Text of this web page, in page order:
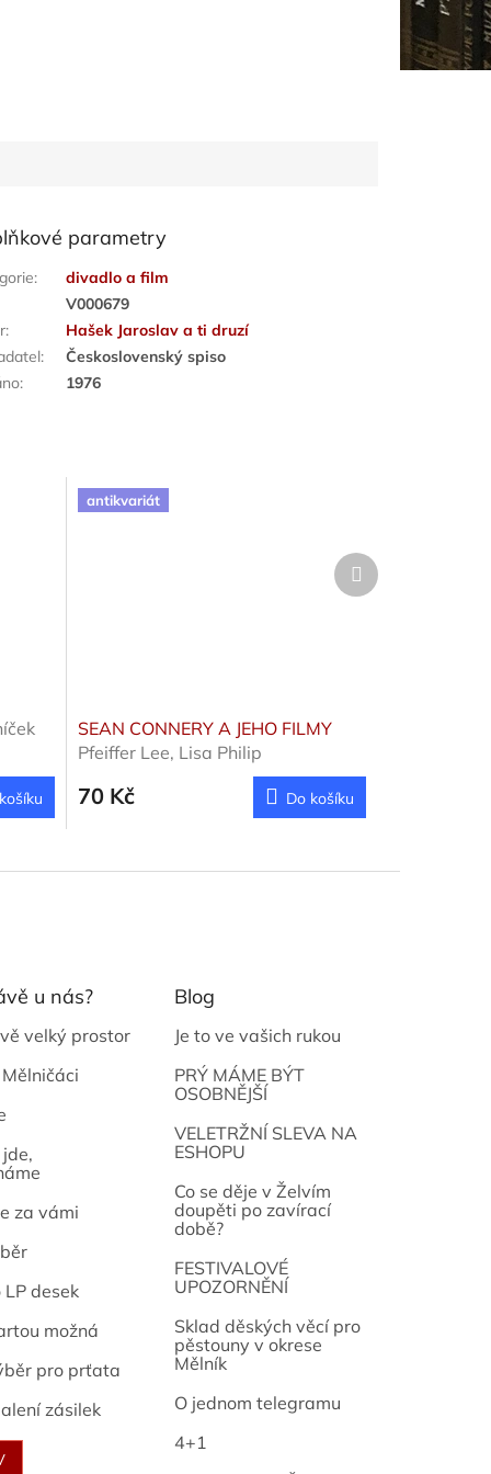
parametry
:
divadlo a film
V000679
:
Hašek Jaroslav a ti druzí
:
Československý spiso
: 1976
antikvariát
SEAN CONNERY A JEHO FILMY
Pfeiffer Lee, Lisa Philip
70 Kč Do košíku
Další
produkt
u nás?
velký prostor
za vámi
desek
možná
pro prťata
zásilek
Blog
Je to ve vašich rukou
PRÝ MÁME BÝT
OSOBNĚJŠÍ
VELETRŽNÍ SLEVA NA
ESHOPU
Co se děje v Želvím
doupěti po zavírací
době?
FESTIVALOVÉ
UPOZORNĚNÍ
Sklad děských věcí pro
pěstouny v okrese
Mělník
O jednom telegramu
4+1